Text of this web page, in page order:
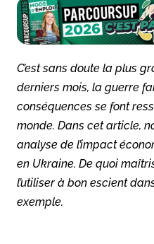
C’est sans doute la plus
derniers mois, la guerre
conséquences se font
monde. Dans cet article,
analyse de l’impact
en Ukraine. De quoi
l’utiliser à bon escient
exemple.